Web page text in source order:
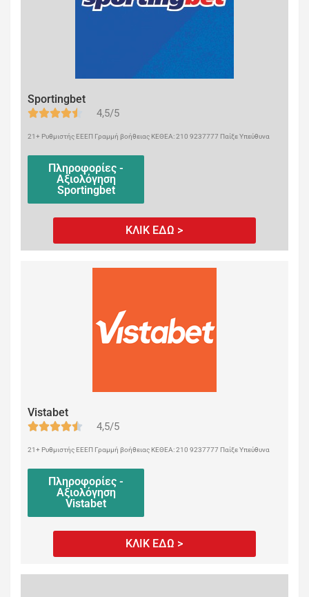
Sportingbet
4,5/5
21+ Ρυθμιστής ΕΕΕΠ Γραμμή βοήθειας ΚΕΘΕΑ: 210 9237777 Παίξε Υπεύθυνα
Πληροφορίες -
Αξιολόγηση
Sportingbet
ΚΛΙΚ ΕΔΩ >
Vistabet
4,5/5
21+ Ρυθμιστής ΕΕΕΠ Γραμμή βοήθειας ΚΕΘΕΑ: 210 9237777 Παίξε Υπεύθυνα
Πληροφορίες -
Αξιολόγηση
Vistabet
ΚΛΙΚ ΕΔΩ >